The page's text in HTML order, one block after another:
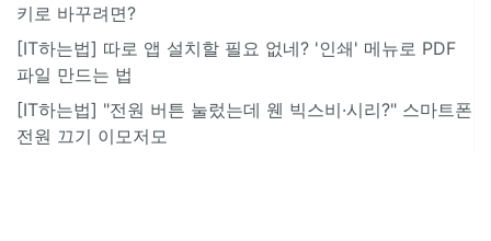
키로 바꾸려면?
[IT하는법] 따로 앱 설치할 필요 없네? '인쇄' 메뉴로 PDF
파일 만드는 법
[IT하는법] "전원 버튼 눌렀는데 웬 빅스비·시리?" 스마트폰
전원 끄기 이모저모